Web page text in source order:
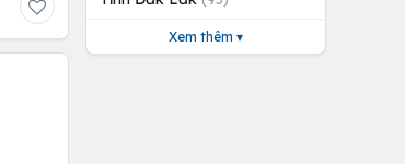
Xem thêm ▾